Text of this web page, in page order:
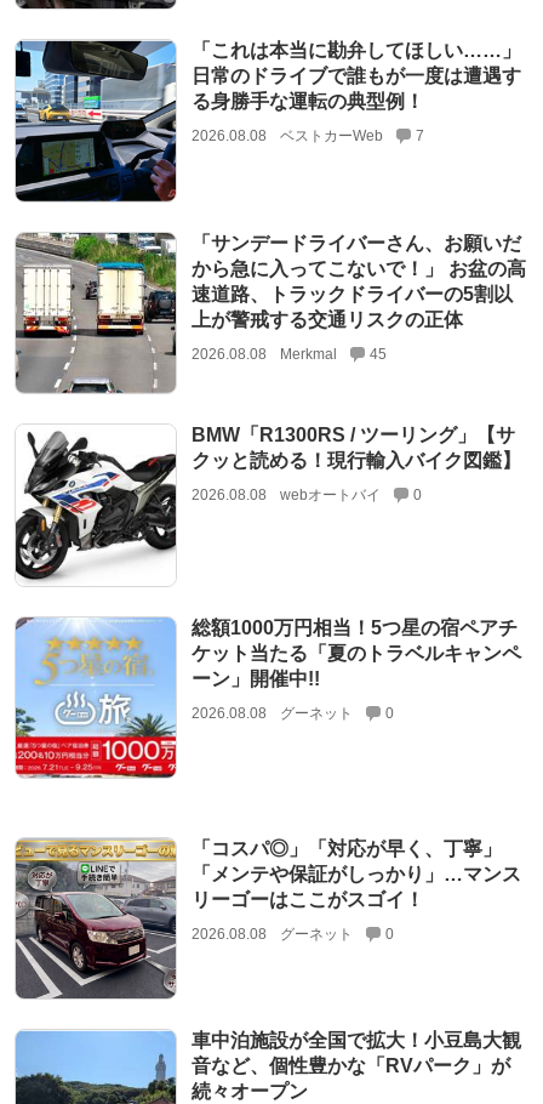
「これは本当に勘弁してほしい……」
日常のドライブで誰もが一度は遭遇す
る身勝手な運転の典型例！
2026.08.08 ベストカーWeb 7
「サンデードライバーさん、お願いだ
から急に入ってこないで！」 お盆の高
速道路、トラックドライバーの5割以
上が警戒する交通リスクの正体
2026.08.08 Merkmal 45
BMW「R1300RS / ツーリング」【サ
クッと読める！現行輸入バイク図鑑】
2026.08.08 webオートバイ 0
総額1000万円相当！5つ星の宿ペアチ
ケット当たる「夏のトラベルキャンペ
ーン」開催中!!
2026.08.08 グーネット 0
「コスパ◎」「対応が早く、丁寧」
「メンテや保証がしっかり」…マンス
リーゴーはここがスゴイ！
2026.08.08 グーネット 0
車中泊施設が全国で拡大！小豆島大観
音など、個性豊かな「RVパーク」が
続々オープン